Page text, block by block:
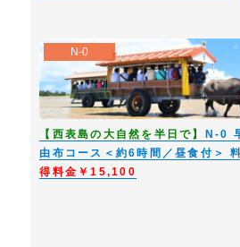
1、旅行開始日の前日17：00までに解除する
2、旅行開始日の前日17：00以降、出発時刻
50％
3、旅行開始後に解除または無連絡不参加の
【アクティビティコース／E･Mコース】
1、旅行開始日の2日前17：00までに解除す
2、旅行開始日の2日前17：00以降、前日17
N-0
【西表島の大自然を半日で】 N-0
由布コース＜約6時間／昼食付＞
得料金￥15,100